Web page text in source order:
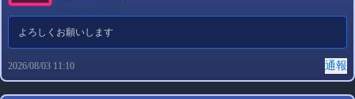
よろしくお願いします
2026/08/03 11:10 通報